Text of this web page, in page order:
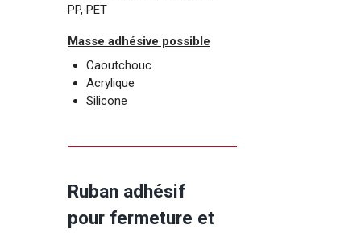
PP, PET
Masse adhésive possible
Caoutchouc
Acrylique
Silicone
Ruban adhésif
pour fermeture et